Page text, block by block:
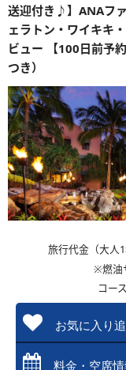
送迎付き♪】ANAフ
ェラトン・ワイキキ
ビュー 【100日前予
つき）
旅行代金（大人1
※燃油
コー
お気に入り
料金・空席情